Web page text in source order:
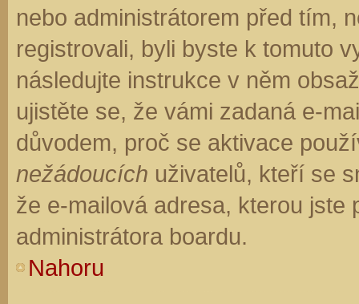
nebo administrátorem před tím,
registrovali, byli byste k tomuto
následujte instrukce v něm
ujistěte se, že vámi zadaná e-
důvodem, proč se aktivace
nežádoucích uživatelů, kteří se
že e-mailová adresa, kterou jste
administrátora boardu.
Nahoru